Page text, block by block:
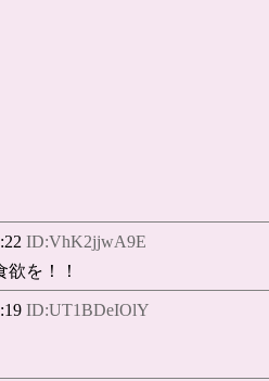
ID:VhK2jjwA9E
を！！
ID:UT1BDeIOlY